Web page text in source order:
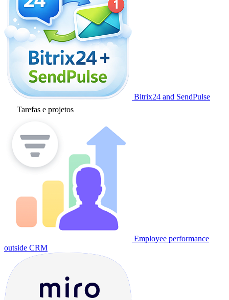
Bitrix24 and SendPulse
Tarefas e projetos
Employee performance
outside CRM